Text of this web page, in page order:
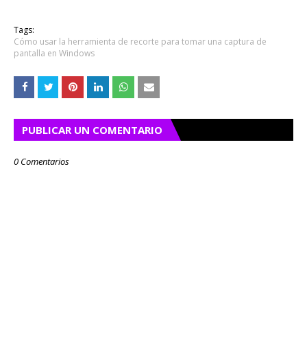
Tags:
Cómo usar la herramienta de recorte para tomar una captura de
pantalla en Windows
PUBLICAR UN COMENTARIO
0 Comentarios